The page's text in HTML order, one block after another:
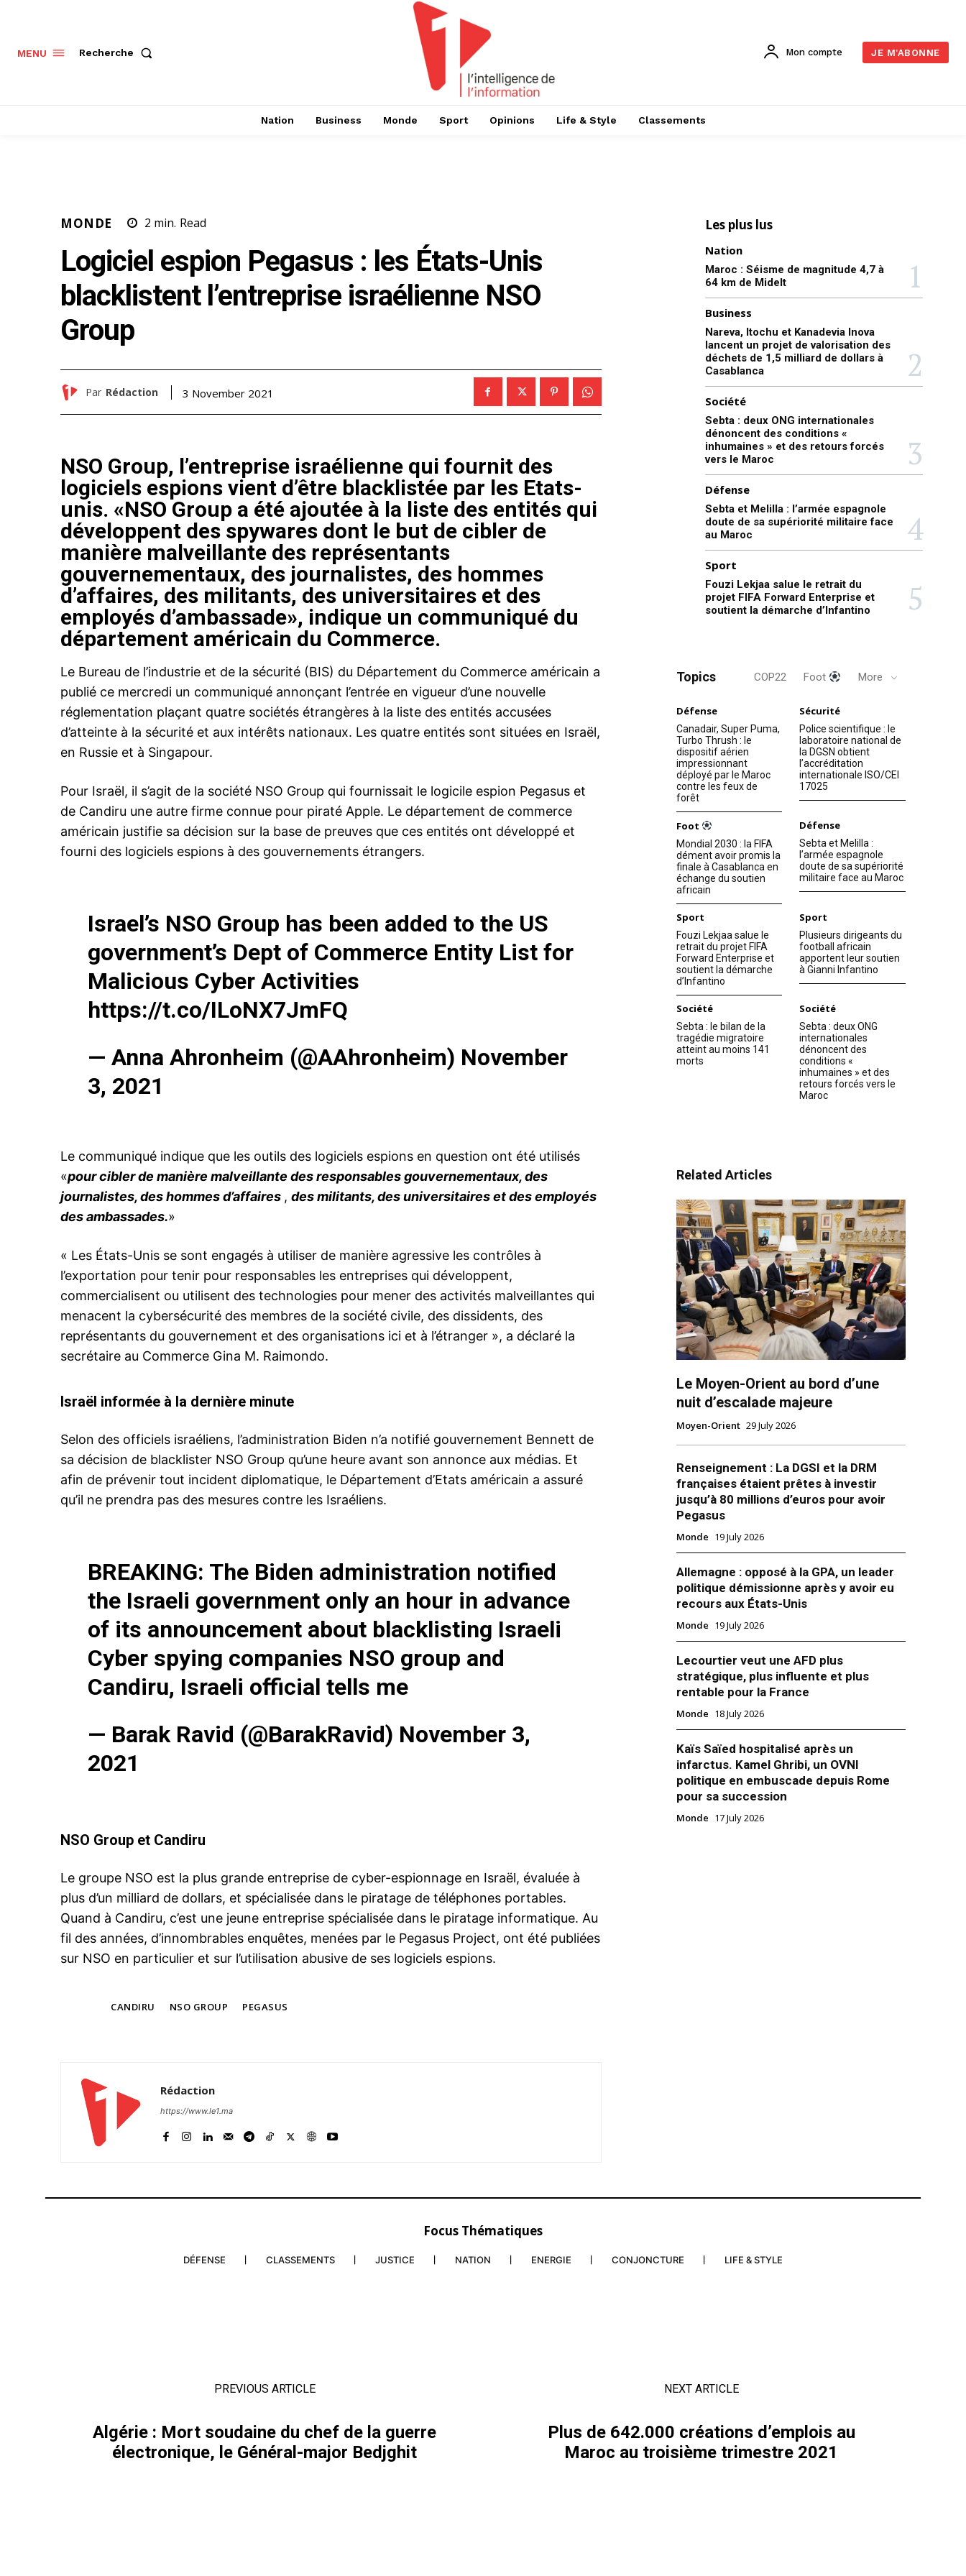
le1.ma
l'information
S'ABONNER MAINTENANT
Insight Publications
À propos
Nous contacter
Related
Les téléphones de 11 employés de
infectés par le logiciel espion Pegasus
4 December 2021
Les Emirats arabes unis espionnent le
Qatar et leur allié saoudien via une société
aurait utilisé pendant plus d'un an une
technologie téléphonique israélienne pour
espionner les dissidents émiratis ainsi que
de hauts responsables du Qatar et de
Tamim Ben Hamad al-Thani et le prince
In "Abraham Accords"
MENU Recherche Mon compte JE M'ABONNE
Nation Business Monde Sport Opinions Life & Style Classements
MONDE 2 min. Read
Logiciel espion Pegasus : les États-Unis
blacklistent l’entreprise israélienne NSO
Group
Par Rédaction 3 November 2021
NSO Group, l’entreprise israélienne qui fournit des
logiciels espions vient d’être blacklistée par les Etats-
unis. «NSO Group a été ajoutée à la liste des entités qui
développent des spywares dont le but de cibler de
manière malveillante des représentants
gouvernementaux, des journalistes, des hommes
d’affaires, des militants, des universitaires et des
employés d’ambassade», indique un communiqué du
département américain du Commerce.
Le Bureau de l’industrie et de la sécurité (BIS) du Département du Commerce américain a
publié ce mercredi un communiqué annonçant l’entrée en vigueur d’une nouvelle
réglementation plaçant quatre sociétés étrangères à la liste des entités accusées
d’atteinte à la sécurité et aux intérêts nationaux. Les quatre entités sont situées en Israël,
en Russie et à Singapour.
Pour Israël, il s’agit de la société NSO Group qui fournissait le logicile espion Pegasus et
de Candiru une autre firme connue pour piraté Apple. Le département de commerce
américain justifie sa décision sur la base de preuves que ces entités ont développé et
fourni des logiciels espions à des gouvernements étrangers.
Israel’s NSO Group has been added to the US
government’s Dept of Commerce Entity List for
Malicious Cyber Activities
https://t.co/ILoNX7JmFQ
— Anna Ahronheim (@AAhronheim) November
3, 2021
Le communiqué indique que les outils des logiciels espions en question ont été utilisés
«pour cibler de manière malveillante des responsables gouvernementaux, des
journalistes, des hommes d’affaires , des militants, des universitaires et des employés
des ambassades.»
« Les États-Unis se sont engagés à utiliser de manière agressive les contrôles à
l’exportation pour tenir pour responsables les entreprises qui développent,
commercialisent ou utilisent des technologies pour mener des activités malveillantes qui
menacent la cybersécurité des membres de la société civile, des dissidents, des
représentants du gouvernement et des organisations ici et à l’étranger », a déclaré la
secrétaire au Commerce Gina M. Raimondo.
Israël informée à la dernière minute
Selon des officiels israéliens, l’administration Biden n’a notifié gouvernement Bennett de
sa décision de blacklister NSO Group qu’une heure avant son annonce aux médias. Et
afin de prévenir tout incident diplomatique, le Département d’Etats américain a assuré
qu’il ne prendra pas des mesures contre les Israéliens.
BREAKING: The Biden administration notified
the Israeli government only an hour in advance
of its announcement about blacklisting Israeli
Cyber spying companies NSO group and
Candiru, Israeli official tells me
— Barak Ravid (@BarakRavid) November 3,
2021
NSO Group et Candiru
Le groupe NSO est la plus grande entreprise de cyber-espionnage en Israël, évaluée à
plus d’un milliard de dollars, et spécialisée dans le piratage de téléphones portables.
Quand à Candiru, c’est une jeune entreprise spécialisée dans le piratage informatique. Au
fil des années, d’innombrables enquêtes, menées par le Pegasus Project, ont été publiées
sur NSO en particulier et sur l’utilisation abusive de ses logiciels espions.
CANDIRU NSO GROUP PEGASUS
Rédaction
https://www.le1.ma
Les plus lus
Nation
Maroc : Séisme de magnitude 4,7 à
64 km de Midelt
Business
Nareva, Itochu et Kanadevia Inova
lancent un projet de valorisation des
déchets de 1,5 milliard de dollars à
Casablanca
Société
Sebta : deux ONG internationales
dénoncent des conditions «
inhumaines » et des retours forcés
vers le Maroc
Défense
Sebta et Melilla : l’armée espagnole
doute de sa supériorité militaire face
au Maroc
Sport
Fouzi Lekjaa salue le retrait du
projet FIFA Forward Enterprise et
soutient la démarche d’Infantino
Topics COP22 Foot More
Défense
Canadair, Super Puma,
Turbo Thrush : le
dispositif aérien
impressionnant
déployé par le Maroc
contre les feux de
forêt
Sécurité
Police scientifique : le
laboratoire national de
la DGSN obtient
l’accréditation
internationale ISO/CEI
17025
Foot
Mondial 2030 : la FIFA
dément avoir promis la
finale à Casablanca en
échange du soutien
africain
Défense
Sebta et Melilla :
l’armée espagnole
doute de sa supériorité
militaire face au Maroc
Sport
Fouzi Lekjaa salue le
retrait du projet FIFA
Forward Enterprise et
soutient la démarche
d’Infantino
Sport
Plusieurs dirigeants du
football africain
apportent leur soutien
à Gianni Infantino
Société
Sebta : le bilan de la
tragédie migratoire
atteint au moins 141
morts
Société
Sebta : deux ONG
internationales
dénoncent des
conditions «
inhumaines » et des
retours forcés vers le
Maroc
Related Articles
Le Moyen-Orient au bord d’une
nuit d’escalade majeure
Moyen-Orient 29 July 2026
Renseignement : La DGSI et la DRM
françaises étaient prêtes à investir
jusqu’à 80 millions d’euros pour avoir
Pegasus
Monde 19 July 2026
Allemagne : opposé à la GPA, un leader
politique démissionne après y avoir eu
recours aux États-Unis
Monde 19 July 2026
Lecourtier veut une AFD plus
stratégique, plus influente et plus
rentable pour la France
Monde 18 July 2026
Kaïs Saïed hospitalisé après un
infarctus. Kamel Ghribi, un OVNI
politique en embuscade depuis Rome
pour sa succession
Monde 17 July 2026
Focus Thématiques
DÉFENSE CLASSEMENTS JUSTICE NATION ENERGIE CONJONCTURE LIFE & STYLE
PREVIOUS ARTICLE
Algérie : Mort soudaine du chef de la guerre
électronique, le Général-major Bedjghit
NEXT ARTICLE
Plus de 642.000 créations d’emplois au
Maroc au troisième trimestre 2021